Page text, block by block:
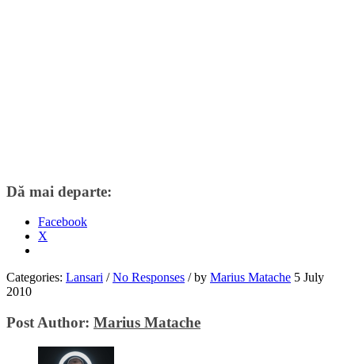
Dă mai departe:
Facebook
X
Categories: Lansari / No Responses /by Marius Matache 5 July
2010
Post Author: Marius Matache